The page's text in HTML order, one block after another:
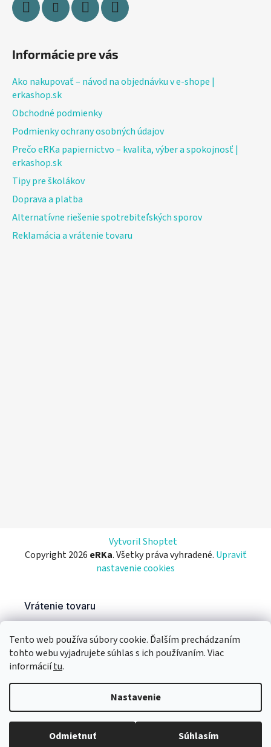
Tento web používa súbory cookie. Ďalším prechádzaním
tohto webu vyjadrujete súhlas s ich používaním. Viac
informáciítu.
Nastavenie
Odmietnuť Súhlasím
Informácie pre vás
Ako nakupovať – návod na objednávku v e-shope |
erkashop.sk
Obchodné podmienky
Podmienky ochrany osobných údajov
Prečo eRKa papiernictvo – kvalita, výber a spokojnosť |
erkashop.sk
Tipy pre školákov
Doprava a platba
Alternatívne riešenie spotrebiteľských sporov
Reklamácia a vrátenie tovaru
Vytvoril Shoptet
Copyright 2026 eRKa. Všetky práva vyhradené. Upraviť
nastavenie cookies